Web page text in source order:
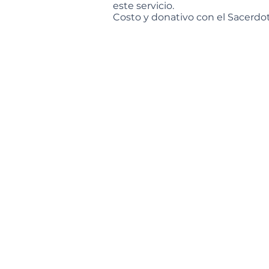
este servicio.
Costo y donativo con el